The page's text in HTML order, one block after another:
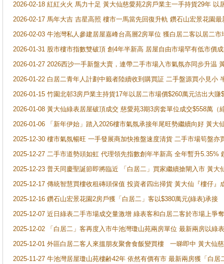
2026-02-18 紅紅火火 馬力十足 黃大仙慈愛苑2房戶業主一手持貨29年 以
2026-02-17 馬年大吉 吉星高照 樓市一馬當先回復升軌 鑽石山宏景花園
2026-02-03 牛池灣私人參建居屋嘉峰台高層2房單位 獲白居二客以居二市
2026-01-31 股市樓市指數雙破頂 創4年半新高 居屋自由市場罕有低市價
2026-01-27 2026西沙一手新盤大賣，連帶二手市場入市氣氛亦同步升温
2026-01-22 白居二青年人計劃中籤者陸續收到購買証 二手盤源買小見小
2026-01-15 竹園北邨3房戶業主持貨17年以居二市場價$260萬元沽出大賺
2026-01-08 黃大仙綠表居屋破頂成交 慈愛苑3期3房套單位成交$558萬（
2026-01-06 「新年伊始」踏入2026樓市氣氛承接年尾旺勢繼續向好 黃
2025-12-30 樓市氣氛暢旺 一手發展商加快推盤速度清貨 二手市場筍盤
2025-12-27 二手市道勢頭如虹 代理領先指數創年半新高 全年暫升5.35%
2025-12-23 普天同慶聖誕節即將臨近 「白居二」買家繼續搶閘入市 黃
2025-12-17 傳統智慧買樓收租磚頭保值 投資者四出掃貨 黃大仙『樓仔
2025-12-16 鑽石山宏景花園2房戶獲「白居二」客以$380萬元(綠表)承接
2025-12-07 近日綠表二手市場成交量激增 綠表客和白居二客於市場上
2025-12-02 「白居二」客再度入市牛池灣瓊山苑兩房單位 最新兩房以綠
2025-12-01 外區白居二客人來搵朋友聚會食飯變買樓 一睇即中 黃大仙
2025-11-27 牛池灣居屋瓊山苑樓齢42年 依然有價有市 最新兩房獲「白居